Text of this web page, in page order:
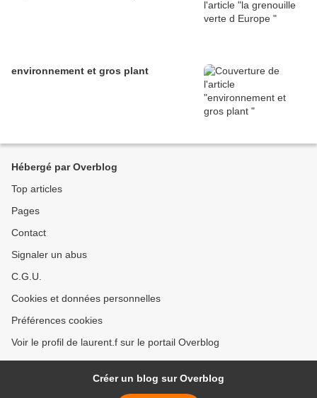
environnement et gros plant
Hébergé par Overblog
Top articles
Pages
Contact
Signaler un abus
C.G.U.
Cookies et données personnelles
Préférences cookies
Voir le profil de laurent.f sur le portail Overblog
Créer un blog sur Overblog